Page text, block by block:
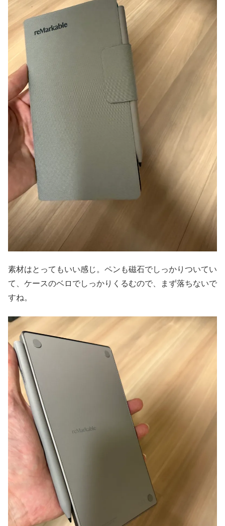
素材はとってもいい感じ。ペンも磁石でしっかりついてい
て、ケースのベロでしっかりくるむので、まず落ちないで
すね。